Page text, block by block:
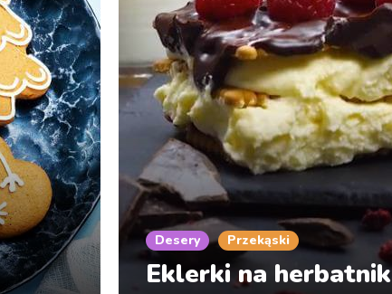
Desery Przekąski
Eklerki na